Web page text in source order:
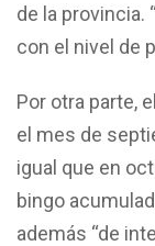
de la provincia.
con el nivel de
Por otra parte,
el mes de
igual que en
bingo
además “de